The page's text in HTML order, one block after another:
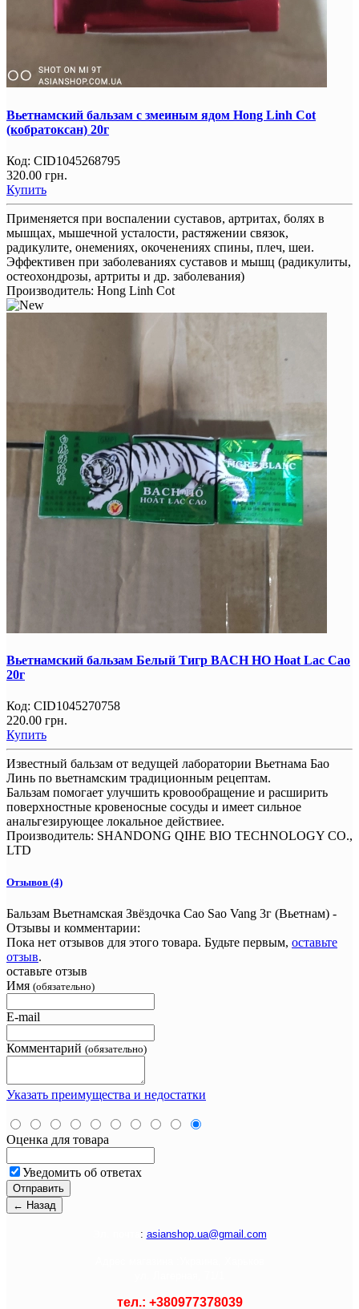
Вьетнамский бальзам с змеиным ядом Hong Linh Cot
(кобратоксан) 20г
Код: CID1045268795
320.00 грн.
Купить
Применяется при воспалении суставов, артритах, болях в
мышцах, мышечной усталости, растяжении связок,
радикулите, онемениях, окоченениях спины, плеч, шеи.
Эффективен при заболеваниях суставов и мышц (радикулиты,
остеохондрозы, артриты и др. заболевания)
Производитель: Hong Linh Cot
Вьетнамский бальзам Белый Тигр BACH HO Hoat Lac Cao
20г
Код: CID1045270758
220.00 грн.
Купить
Известный бальзам от ведущей лаборатории Вьетнама Бао
Линь по вьетнамским традиционным рецептам.
Бальзам помогает улучшить кровообращение и расширить
поверхностные кровеносные сосуды и имеет сильное
анальгезирующее локальное действиее.
Производитель: SHANDONG QIHE BIO TECHNOLOGY CO.,
LTD
Отзывов (4)
Бальзам Вьетнамская Звёздочка Cao Sao Vang 3г (Вьетнам) -
Отзывы и комментарии:
Пока нет отзывов для этого товара. Будьте первым, оставьте
отзыв.
оставьте отзыв
Имя (обязательно)
E-mail
Комментарий (обязательно)
Указать преимущества и недостатки
Оценка для товара
Уведомить об ответах
: asianshop.ua@gmail.com
тел.: +380977378039